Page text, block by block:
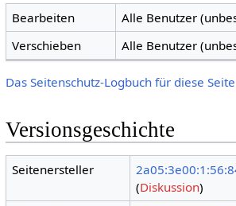
Bearbeiten
Alle Benutzer
Verschieben
Alle Benutzer
Das Seitenschutz-Logbuch für diese
Versionsgeschichte
Seitenersteller
(Diskussion)